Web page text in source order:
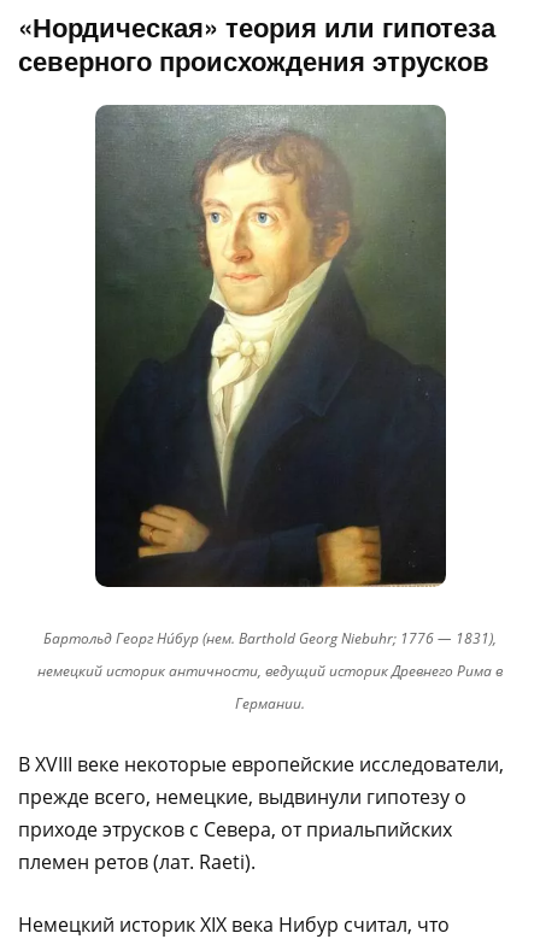
«Нордическая» теория или гипотеза
северного происхождения этрусков
Бартольд Георг Ни́бур (нем. Barthold Georg Niebuhr; 1776 — 1831),
немецкий историк античности, ведущий историк Древнего Рима в
Германии.
В XVIII веке некоторые европейские исследователи,
прежде всего, немецкие, выдвинули гипотезу о
приходе этрусков с Севера, от приальпийских
племен ретов (лат. Raeti).
Немецкий историк XIX века Нибур считал, что